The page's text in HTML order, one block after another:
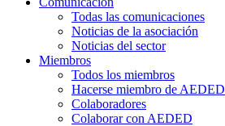
Todas las comunicaciones
Noticias de la asociación
Noticias del sector
Miembros
Todos los miembros
Hacerse miembro de AEDED
Colaboradores
Colaborar con AEDED